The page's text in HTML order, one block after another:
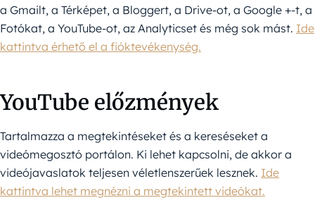
a Gmailt, a Térképet, a Bloggert, a Drive-ot, a Google +-t, a
Fotókat, a YouTube-ot, az Analyticset és még sok mást. Ide
kattintva érhető el a fióktevékenység.
YouTube előzmények
Tartalmazza a megtekintéseket és a kereséseket a
videómegosztó portálon. Ki lehet kapcsolni, de akkor a
videójavaslatok teljesen véletlenszerűek lesznek. Ide
kattintva lehet megnézni a megtekintett videókat.